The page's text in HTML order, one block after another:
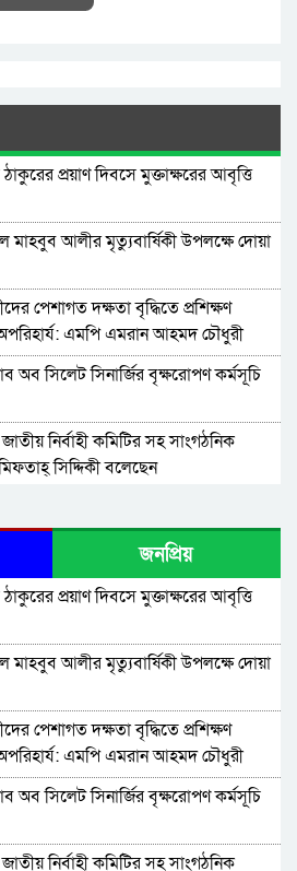
ঠাকুরের প্রয়াণ দিবসে মুক্তাক্ষরের আবৃত্তি
মাহবুব আলীর মৃত্যুবার্ষিকী উপলক্ষে দোয়া
পেশাগত দক্ষতা বৃদ্ধিতে প্রশিক্ষণ
এমপি এমরান আহমদ চৌধুরী
অব সিলেট সিনার্জির বৃক্ষরোপণ কর্মসূচি
নির্বাহী কমিটির সহ সাংগঠনিক
সিদ্দিকী বলেছেন
অধ্যক্ষ নজরুল ইসলাম বলেছেন
সংকট নিয়ে যা বলল জালালাবাদ
এক বছর: গবেষণা, অর্জন ও অঙ্গীকারে নতুন
ইউনিভার্সিটি রিসার্চ সোসাইটি
প্রশাসক আবুল কাহের চৌধুরী জুলাই
নিবেদন
ছাত্রশিবিরের মিছিল সম্পন্ন
আমরা’র উদ্যোগে সিলেটে বৃক্ষ রোপনের
জনপ্রিয়
ঠাকুরের প্রয়াণ দিবসে মুক্তাক্ষরের আবৃত্তি
মাহবুব আলীর মৃত্যুবার্ষিকী উপলক্ষে দোয়া
পেশাগত দক্ষতা বৃদ্ধিতে প্রশিক্ষণ
এমপি এমরান আহমদ চৌধুরী
অব সিলেট সিনার্জির বৃক্ষরোপণ কর্মসূচি
নির্বাহী কমিটির সহ সাংগঠনিক